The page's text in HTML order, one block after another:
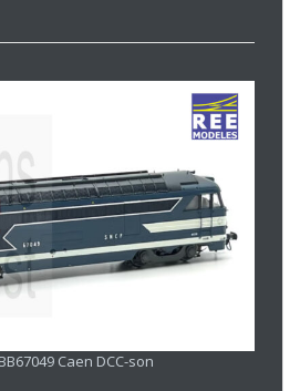
Caen DCC-son